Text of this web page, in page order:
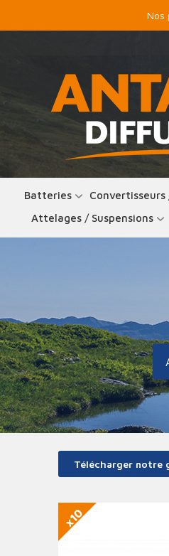
Nos
Batteries Convertisseurs
Attelages / Suspensions
Télécharger notre
x10